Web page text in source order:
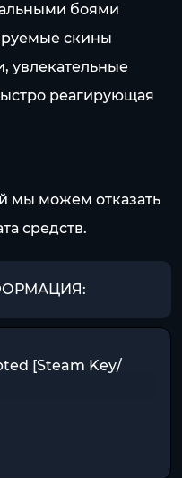
боями
скины
увлекательные
реагирующая
мы можем отказать
средств.
[Steam Key/